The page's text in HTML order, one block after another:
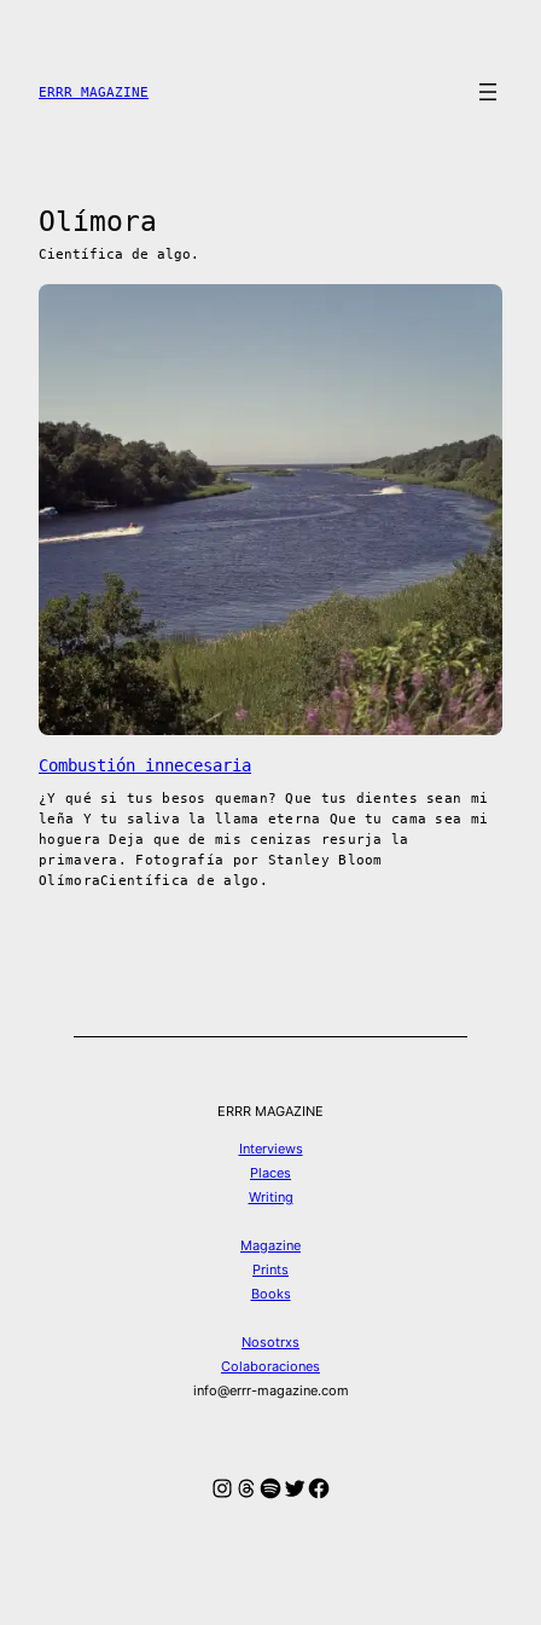
contenido
ERRR MAGAZINE
Olímora
Científica de algo.
Combustión innecesaria
¿Y qué si tus besos queman? Que tus dientes sean mi
leña Y tu saliva la llama eterna Que tu cama sea mi
hoguera Deja que de mis cenizas resurja la
primavera. Fotografía por Stanley Bloom
OlímoraCientífica de algo.
ERRR MAGAZINE
Interviews
Places
Writing
Magazine
Prints
Books
Nosotrxs
Colaboraciones
info@errr-magazine.com
Instagram
Hilos
Spotify
Twitter
Facebook